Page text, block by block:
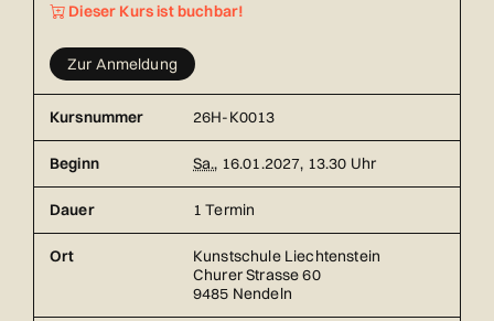
Dieser Kurs ist buchbar!
Zur Anmeldung
Kursnummer 26H-K0013
Beginn Sa., 16.01.2027, 13.30 Uhr
Dauer 1 Termin
Ort
Kunstschule Liechtenstein
Churer Strasse 60
9485 Nendeln